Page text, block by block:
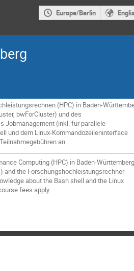
Europe/Berlin
(HPC) in Baden-
bwForCluster) und des
Jobmanagement (inkl. für parallele
und dem Linux-Kommandozeileninterface
an.
Computing (HPC) in Baden-
and the Forschungshochleistungsrechner
about the Bash shell and the Linux
fees apply.